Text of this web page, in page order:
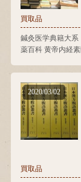
買取品
鍼灸医学典籍大
薬百科 黄帝内経
買取品
2020/03/02